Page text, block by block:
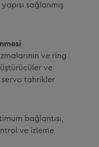
sağlanmış
ve ring
ve
tahrikler
bağlantısı,
ve izleme